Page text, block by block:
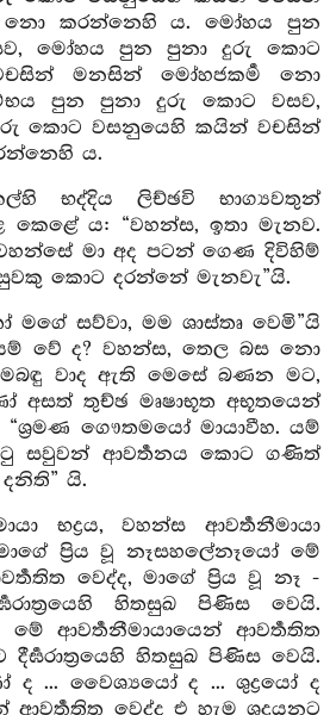
නො කරන්නෙහි ය. මෝහය පුන
මෝහය පුන පුනා දුරු කොට
මනසින් මෝහජකර්‍ම නො
පුන පුනා දුරු කොට වසව,
කොට වසනුයෙහි කයින් වචසින්
ය.
භද්දිය ලිච්ඡවි භාග්‍යවතුන්
කෙළේ ය: “වහන්ස, ඉතා මැනව.
මා අද පටන් ගෙණ දිවිහිම්
කොට දරන්නේ මැනවැ”යි.
මගේ සව්වා, මම ශාස්තෘ වෙමි”යි
වේ ද? වහන්ස, තෙල බස නො
වාද ඇති මෙසේ බණන මට,
තුච්ඡ මෘෂාභූත අභූතයෙන්
“ශ්‍රමණ ගෞතමයෝ මායාවීහ. යම්
සවුවන් ආවර්‍තනය කොට ගණිත්
දනිති” යි.
භද්‍රය, වහන්ස ආවර්‍තනීමායා
ප්‍රිය වූ නෑසහලේනෑයෝ මේ
වෙද්ද, මාගේ ප්‍රිය වූ නෑ -
හිතසුඛ පිණිස වෙයි.
ආවර්‍තනීමායායෙන් ආවර්‍තතිත
දීර්‍ඝරාත්‍රයෙහි හිතසුඛ පිණිස වෙයි.
... වෛශ්‍යයෝ ද ... ශුද්‍රයෝ ද
ආවර්‍තතිත වෙද්ද එ හැම ශුද්‍රයනට